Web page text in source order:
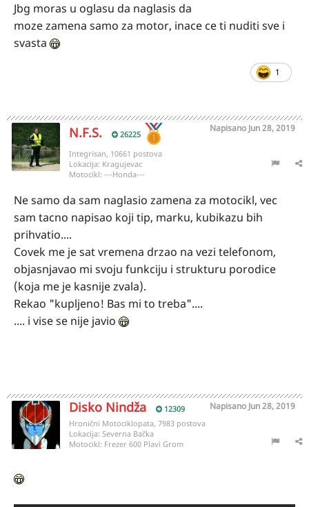
Jbg moras u oglasu da naglasis da
moze zamena samo za motor, inace ce ti nuditi sve i
svasta
1
N.F.S. 26225
Napisano Jun 28, 2019
Integrisan, 10661 postova
Lokacija: Kragujevac
Motocikl: ---Honda---
Ne samo da sam naglasio zamena za motocikl, vec
sam tacno napisao koji tip, marku, kubikazu bih
prihvatio....
Covek me je sat vremena drzao na vezi telefonom,
objasnjavao mi svoju funkciju i strukturu porodice
(koja me je kasnije zvala).
Rekao "kupljeno! Bas mi to treba"....
.... i vise se nije javio
Disko Nindža 12309 Napisano Jun 28, 2019
Hronični Motociklopata, 7983 postova
Lokacija: Severna Bačka
Motocikl: Frezer 600 Plavi Grom